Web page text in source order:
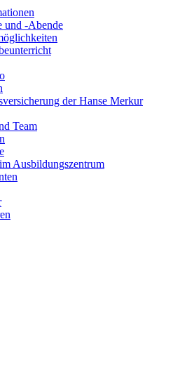
und -Abende
der Hanse Merkur
Team
Ausbildungszentrum